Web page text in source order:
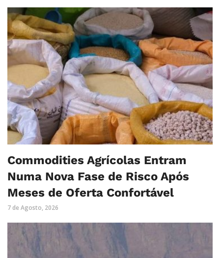
Commodities Agrícolas Entram
Numa Nova Fase de Risco Após
Meses de Oferta Confortável
7 de Agosto, 2026